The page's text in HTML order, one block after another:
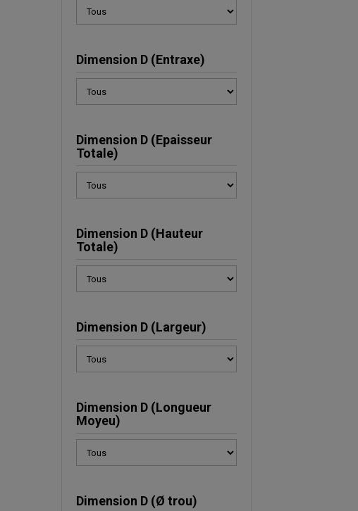
Dimension D (Entraxe)
Dimension D (Epaisseur
Totale)
Dimension D (Hauteur
Totale)
Dimension D (Largeur)
Dimension D (Longueur
Moyeu)
Dimension D (Ø trou)